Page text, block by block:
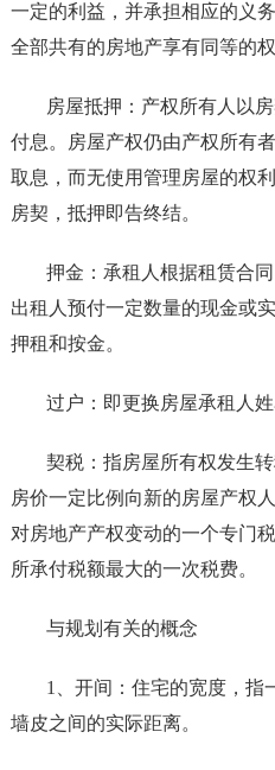
一定的利益，并承担相应的义
全部共有的房地产享有同等的
房屋抵押：产权所有人以
付息。房屋产权仍由产权所有
取息，而无使用管理房屋的权
房契，抵押即告终结。
押金：承租人根据租赁合
出租人预付一定数量的现金或
押租和按金。
过户：即更换房屋承租人姓
契税：指房屋所有权发生
房价一定比例向新的房屋产权
对房地产产权变动的一个专门
所承付税额最大的一次税费。
与规划有关的概念
1、开间：住宅的宽度，指
墙皮之间的实际距离。